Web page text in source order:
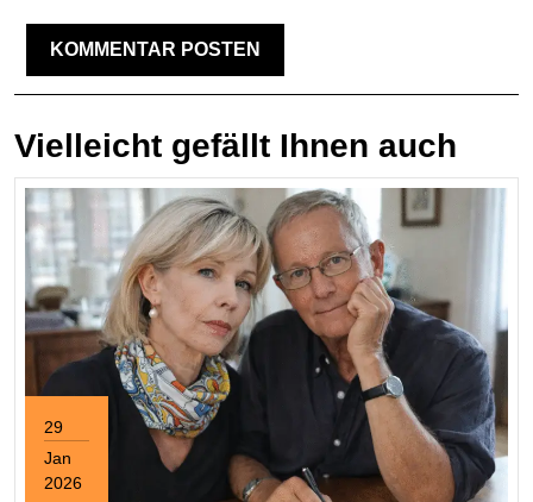
Vielleicht gefällt Ihnen auch
29
Jan
2026